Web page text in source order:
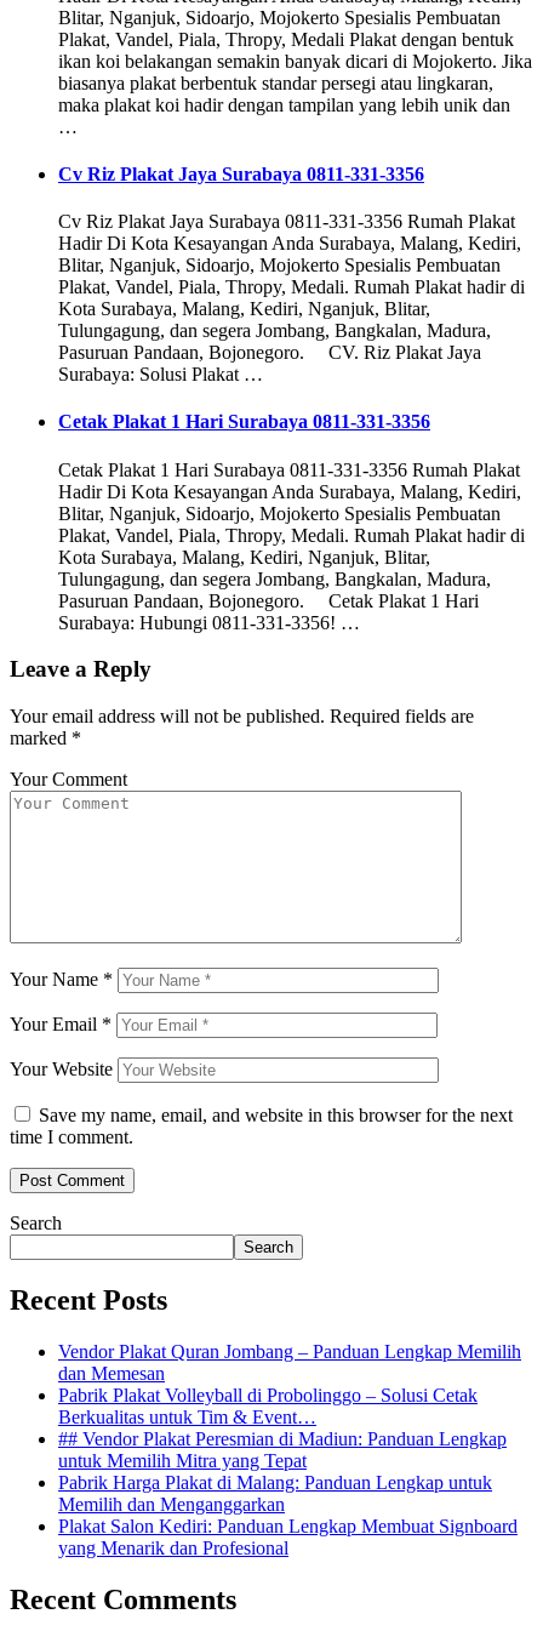
Blitar, Nganjuk, Sidoarjo, Mojokerto Spesialis Pembuatan
Plakat, Vandel, Piala, Thropy, Medali Plakat dengan bentuk
ikan koi belakangan semakin banyak dicari di Mojokerto. Jika
biasanya plakat berbentuk standar persegi atau lingkaran,
maka plakat koi hadir dengan tampilan yang lebih unik dan
…
Cv Riz Plakat Jaya Surabaya 0811-331-3356
Cv Riz Plakat Jaya Surabaya 0811-331-3356 Rumah Plakat
Hadir Di Kota Kesayangan Anda Surabaya, Malang, Kediri,
Blitar, Nganjuk, Sidoarjo, Mojokerto Spesialis Pembuatan
Plakat, Vandel, Piala, Thropy, Medali. Rumah Plakat hadir di
Kota Surabaya, Malang, Kediri, Nganjuk, Blitar,
Tulungagung, dan segera Jombang, Bangkalan, Madura,
Pasuruan Pandaan, Bojonegoro. CV. Riz Plakat Jaya
Surabaya: Solusi Plakat …
Cetak Plakat 1 Hari Surabaya 0811-331-3356
Cetak Plakat 1 Hari Surabaya 0811-331-3356 Rumah Plakat
Hadir Di Kota Kesayangan Anda Surabaya, Malang, Kediri,
Blitar, Nganjuk, Sidoarjo, Mojokerto Spesialis Pembuatan
Plakat, Vandel, Piala, Thropy, Medali. Rumah Plakat hadir di
Kota Surabaya, Malang, Kediri, Nganjuk, Blitar,
Tulungagung, dan segera Jombang, Bangkalan, Madura,
Pasuruan Pandaan, Bojonegoro. Cetak Plakat 1 Hari
Surabaya: Hubungi 0811-331-3356! …
Leave a Reply
Your email address will not be published. Required fields are
marked *
Your Comment
Your Name *
Your Email *
Your Website
Save my name, email, and website in this browser for the next
time I comment.
Search
Search
Recent Posts
Vendor Plakat Quran Jombang – Panduan Lengkap Memilih
dan Memesan
Pabrik Plakat Volleyball di Probolinggo – Solusi Cetak
Berkualitas untuk Tim & Event…
## Vendor Plakat Peresmian di Madiun: Panduan Lengkap
untuk Memilih Mitra yang Tepat
Pabrik Harga Plakat di Malang: Panduan Lengkap untuk
Memilih dan Menganggarkan
Plakat Salon Kediri: Panduan Lengkap Membuat Signboard
yang Menarik dan Profesional
Recent Comments